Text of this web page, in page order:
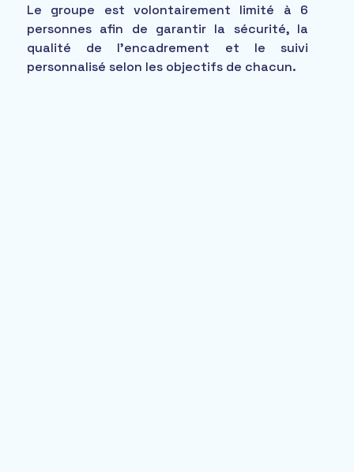
Le groupe est volontairement limité à 6
personnes afin de garantir la sécurité, la
qualité de l’encadrement et le suivi
personnalisé selon les objectifs de chacun.